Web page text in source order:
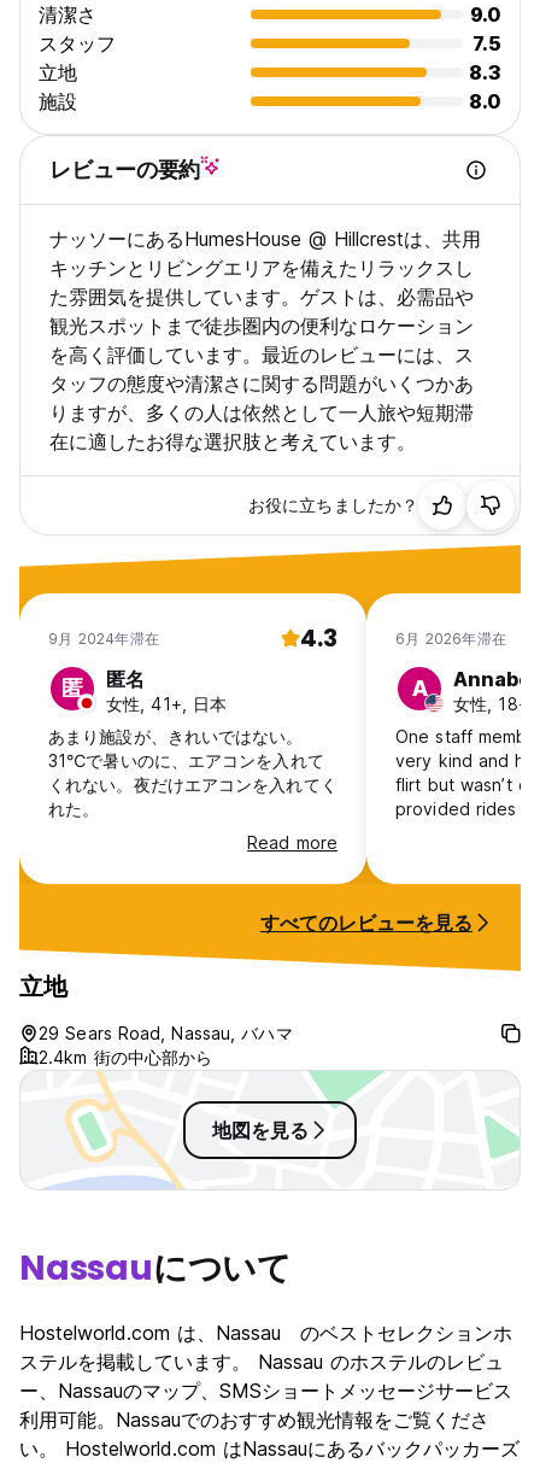
清潔さ
9.0
スタッフ
7.5
立地
8.3
施設
8.0
レビューの要約
ナッソーにあるHumesHouse @ Hillcrestは、共用
キッチンとリビングエリアを備えたリラックスし
た雰囲気を提供しています。ゲストは、必需品や
観光スポットまで徒歩圏内の便利なロケーション
を高く評価しています。最近のレビューには、ス
タッフの態度や清潔さに関する問題がいくつかあ
りますが、多くの人は依然として一人旅や短期滞
在に適したお得な選択肢と考えています。
お役に立ちましたか？
9月 2024年滞在 4.3
匿 匿名
女性, 41+, 日本
あまり施設が、きれいではない。
31℃で暑いのに、エアコンを入れて
くれない。夜だけエアコンを入れてく
れた。
Read more
6月 2026年滞在
A
女性, 18-
One staff
very kind and
flirt but wasn’t
provided rides
the backyard,
with. The place/
friends. I felt
すべてのレビューを見る
立地
29 Sears Road, Nassau, バハマ
2.4km 街の中心部から
地図を見る
Nassauについて
Hostelworld.com は、Nassau のベストセレクションホ
ステルを掲載しています。 Nassau のホステルのレビュ
ー、Nassauのマップ、SMSショートメッセージサービス
利用可能。Nassauでのおすすめ観光情報をご覧くださ
い。 Hostelworld.com はNassauにあるバックパッカーズ